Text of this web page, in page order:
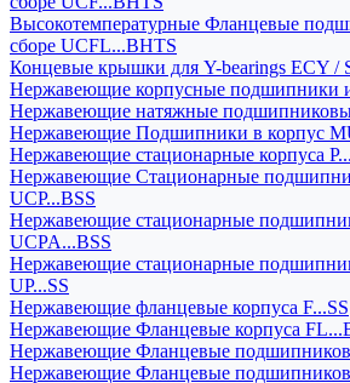
Высокотемпературные Фланцевые
сборе UCFL...BHTS
Концевые крышки для Y-bearings ECY /
Нержавеющие корпусные подшипники
Нержавеющие натяжные
Нержавеющие Подшипники в корпус
Нержавеющие стационарные корпуса
Нержавеющие Стационарные
UCP...BSS
Нержавеющие стационарные
UCPA...BSS
Нержавеющие стационарные
UP...SS
Нержавеющие фланцевые корпуса F...SS
Нержавеющие Фланцевые корпуса
Нержавеющие Фланцевые
Нержавеющие Фланцевые